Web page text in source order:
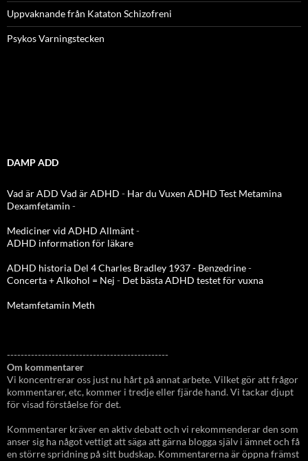
Uppvaknande från Kataton Schizofreni
Psykos Varningstecken
DAMP ADD
Vad är ADD Vad är ADHD - Har du Vuxen ADHD Test Metamina
Dexamfetamin -
Mediciner vid ADHD Allmänt-
ADHD information för läkare
ADHD historia Del 4 Charles Bradley 1937 - Benzedrine-
Concerta + Alkohol = Nej - Det bästa ADHD testet för vuxna
Metamfetamin Meth
-----------------------------------------------
Om kommentarer
Vi koncentrerar oss just nu hårt på annat arbete. Vilket gör att frågor
kommentarer, etc, kommer i tredje eller fjärde hand. Vi tackar djupt
för visad förståelse för det.
Kommentarer kräver en aktiv debatt och vi rekommenderar den som
anser sig ha något vettigt att säga att gärna blogga själv i ämnet och få
en större spridning på sitt budskap. Kommentarerna är öppna främst